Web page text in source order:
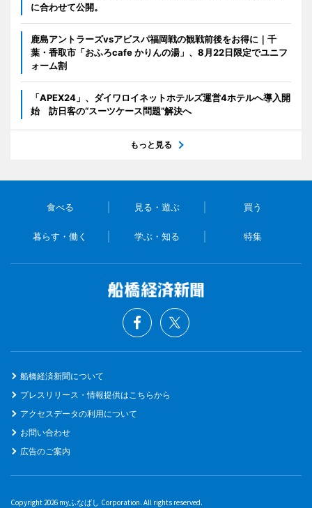
に合わせて公開。
鹿島アントラーズvsアビスパ福岡戦の観戦前後をお得に｜千
葉・香取市「おふろcafe かりんの湯」、8月22日限定でユニフ
ォーム割
「APEX24」、ダイワロイネットホテルズ運営4ホテルへ導入開
始 訪日客の“スーツケース問題”解決へ
もっと見る
食べる 見る・遊ぶ 買う
暮らす・働く 学ぶ・知る 特集
船橋経済新聞について
プレスリリース・情報提供はこちらから
アクセスデータの利用について
お問い合わせ
広告のご案内
Copyright 2026 myふなばし Corporation. All rights reserved.